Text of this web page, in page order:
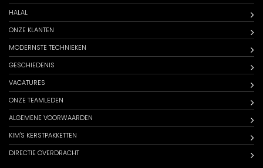
HALAL
ONZE KLANTEN
MODERNSTE TECHNIEKEN
GESCHIEDENIS
VACATURES
ONZE TEAMLEDEN
ALGEMENE VOORWAARDEN
KIM'S KERSTPAKKETTEN
DIRECTIE OVERDRACHT